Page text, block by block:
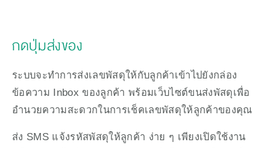
กดปุ่มส่งของ
ระบบจะทำการส่งเลขพัสดุให้กับลูกค้าเข้าไปยังกล่อง
ข้อความ Inbox ของลูกค้า พร้อมเว็บไซต์ขนส่งพัสดุเพื่อ
อำนวยความสะดวกในการเช็คเลขพัสดุให้ลูกค้าของคุณ
ส่ง SMS แจ้งรหัสพัสดุให้ลูกค้า ง่าย ๆ เพียงเปิดใช้งาน